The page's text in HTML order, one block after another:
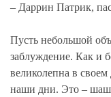
– Даррин Патрик,
Пусть небольшой
заблуждение. Как и
великолепна в
наши дни. Это –